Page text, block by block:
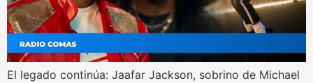
El legado continúa: Jaafar Jackson, sobrino de Michael